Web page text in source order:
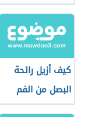
كيف أزيل رائحة
البصل من الفم